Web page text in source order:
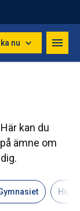
nu
kan du
ämne om